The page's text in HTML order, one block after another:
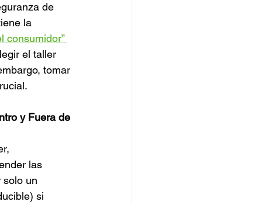
de
la
consumidor”
el taller
tomar
y Fuera de
las
solo un
si